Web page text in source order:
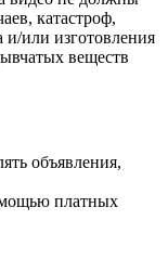
катастроф,
или изготовления
веществ
объявления,
платных